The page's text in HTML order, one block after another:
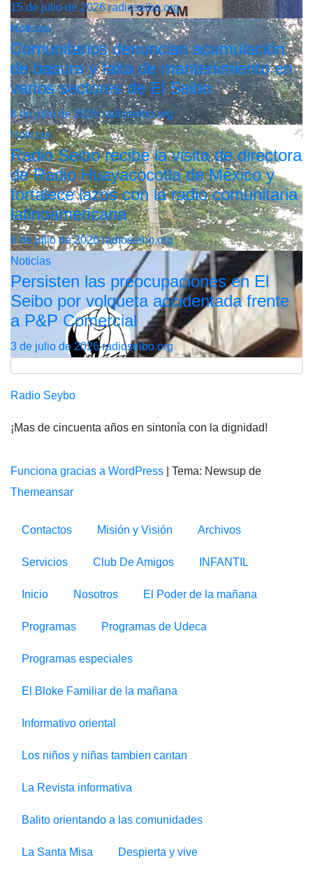
15 de julio de 2026radioseibo.org
Noticias
Comunitarios denuncian acumulación
de basura y falta de mantenimiento en
varios sectores de El Seibo
8 de julio de 2026radioseibo.org
Noticias
Radio Seibo recibe la visita de directora
de Radio Huayacocotla de México y
fortalece lazos con la radio comunitaria
latinoamericana
6 de julio de 2026radioseibo.org
Noticias
Persisten las preocupaciones en El
Seibo por volqueta accidentada frente
a P&P Comercial
3 de julio de 2026radioseibo.org
Radio Seybo
¡Mas de cincuenta años en sintonía con la dignidad!
Funciona gracias a WordPress
Tema: Newsup de
Themeansar
Contactos Misión y Visión Archivos
Servicios Club De Amigos INFANTIL
Inicio Nosotros El Poder de la mañana
Programas Programas de Udeca
Programas especiales
El Bloke Familiar de la mañana
Informativo oriental
Los niños y niñas tambien cantan
La Revista informativa
Balito orientando a las comunidades
La Santa Misa Despierta y vive